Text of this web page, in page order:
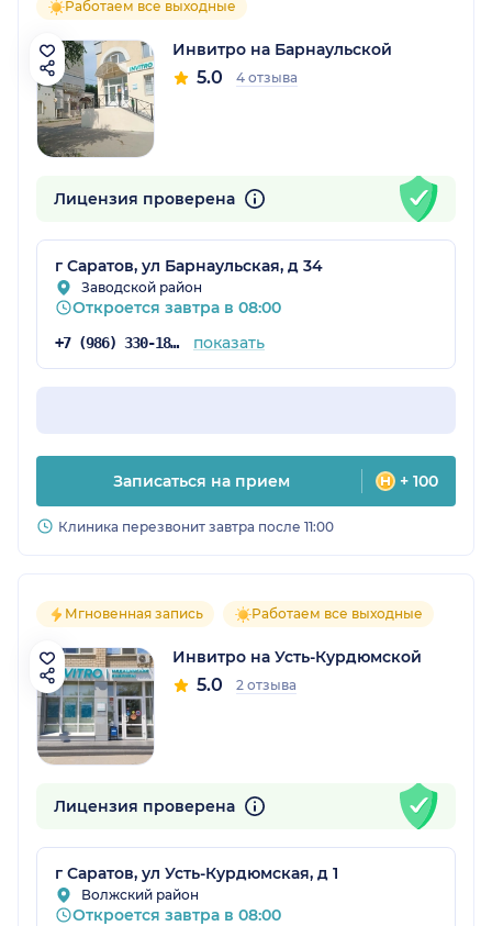
Работаем все выходные
Инвитро на Барнаульской
5.0 4 отзыва
Лицензия проверена
г Саратов, ул Барнаульская, д 34
Заводской район
Откроется завтра в 08:00
+7 (986) 330-18-96 показать
Записаться на прием + 100
Клиника перезвонит завтра после 11:00
Мгновенная запись Работаем все выходные
Инвитро на Усть-Курдюмской
5.0 2 отзыва
Лицензия проверена
г Саратов, ул Усть-Курдюмская, д 1
Волжский район
Откроется завтра в 08:00